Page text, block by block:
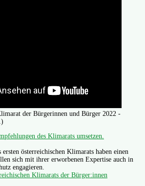
der Bürgerinnen und Bürger 2022 -
des Klimarats umsetzen.
österreichischen Klimarats haben einen
sich mit ihrer erworbenen Expertise auch in
engagieren.
Klimarats der Bürger:innen